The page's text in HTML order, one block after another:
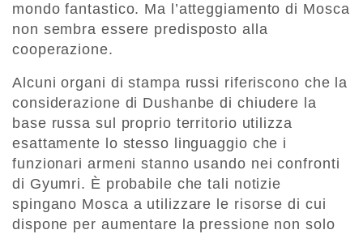
mondo fantastico. Ma l’atteggiamento di Mosca
non sembra essere predisposto alla
cooperazione.
Alcuni organi di stampa russi riferiscono che la
considerazione di Dushanbe di chiudere la
base russa sul proprio territorio utilizza
esattamente lo stesso linguaggio che i
funzionari armeni stanno usando nei confronti
di Gyumri. È probabile che tali notizie
spingano Mosca a utilizzare le risorse di cui
dispone per aumentare la pressione non solo